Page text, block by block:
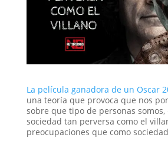
La película ganadora de un Oscar
una teoría que provoca que nos
sobre que tipo de personas somos,
sociedad tan perversa como el
preocupaciones que como